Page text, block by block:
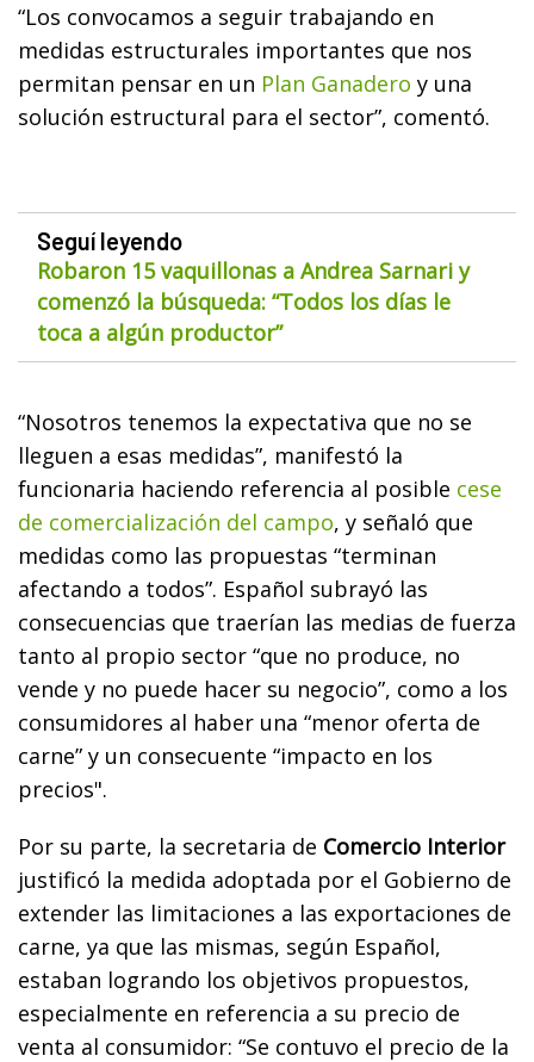
“Los convocamos a seguir trabajando en
medidas estructurales importantes que nos
permitan pensar en un Plan Ganadero y una
solución estructural para el sector”, comentó.
Seguí leyendo
Robaron 15 vaquillonas a Andrea Sarnari y
comenzó la búsqueda: “Todos los días le
toca a algún productor”
“Nosotros tenemos la expectativa que no se
lleguen a esas medidas”, manifestó la
funcionaria haciendo referencia al posible cese
de comercialización del campo, y señaló que
medidas como las propuestas “terminan
afectando a todos”. Español subrayó las
consecuencias que traerían las medias de fuerza
tanto al propio sector “que no produce, no
vende y no puede hacer su negocio”, como a los
consumidores al haber una “menor oferta de
carne” y un consecuente “impacto en los
precios".
Por su parte, la secretaria de Comercio Interior
justificó la medida adoptada por el Gobierno de
extender las limitaciones a las exportaciones de
carne, ya que las mismas, según Español,
estaban logrando los objetivos propuestos,
especialmente en referencia a su precio de
venta al consumidor: “Se contuvo el precio de la